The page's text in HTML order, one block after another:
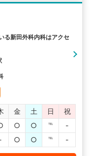
る新田外科内科はアクセ
金 土 日
祝
○ ○ ℡
-
○ ○ ℡ -